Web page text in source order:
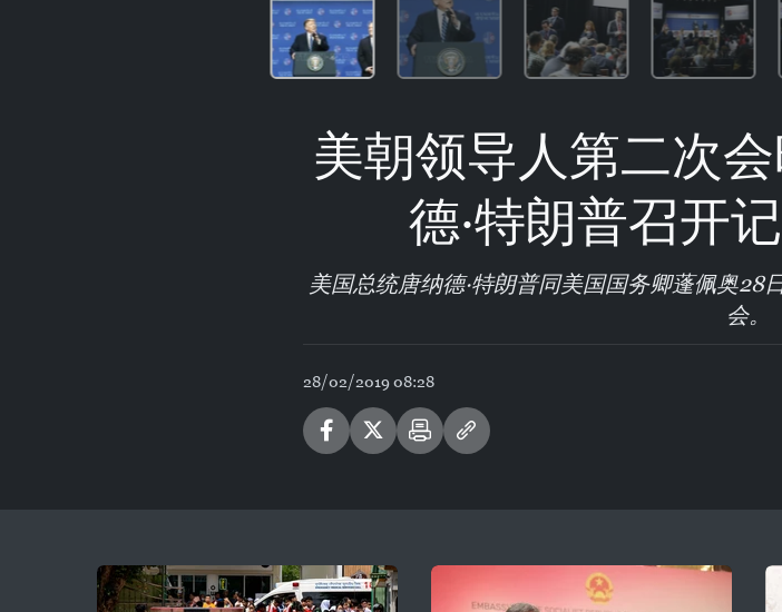
美朝领导人第二次
德·特朗普召开
美国总统唐纳德·特朗普同美国国务卿蓬佩奥
会。
28/02/2019 08:28